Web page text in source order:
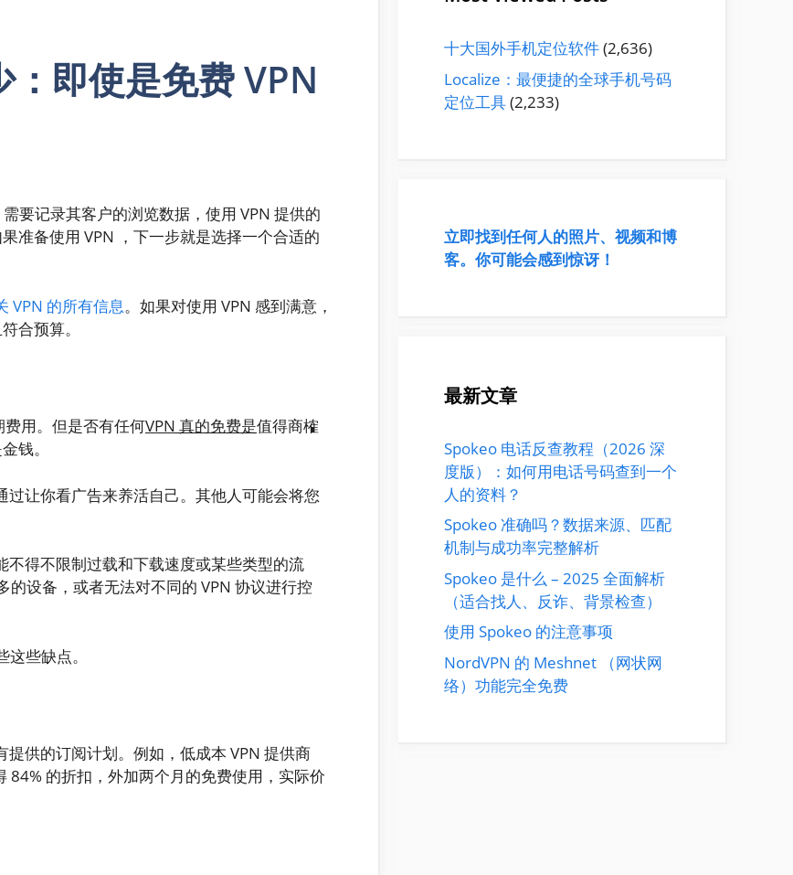
即使是免费 VPN
要记录其客户的浏览数据，使用 VPN 提供的
准备使用 VPN ，下一步就是选择一个合适的
VPN 的所有信息。如果对使用 VPN 感到满意，
合预算。
用。但是否有任何VPN 真的免费是值得商榷
钱。
让你看广告来养活自己。其他人可能会将您
不得不限制过载和下载速度或某些类型的流
的设备，或者无法对不同的 VPN 协议进行控
这些缺点。
供的订阅计划。例如，低成本 VPN 提供商
84% 的折扣，外加两个月的免费使用，实际价
十大国外手机定位软件(2,636)
Localize：最便捷的全球手机号码
定位工具(2,233)
立即找到任何人的照片、视频和博
客。你可能会感到惊讶！
最新文章
Spokeo 电话反查教程（2026 深
度版）：如何用电话号码查到一个
人的资料？
Spokeo 准确吗？数据来源、匹配
机制与成功率完整解析
Spokeo 是什么 – 2025 全面解析
（适合找人、反诈、背景检查）
使用 Spokeo 的注意事项
NordVPN 的 Meshnet （网状网
络）功能完全免费